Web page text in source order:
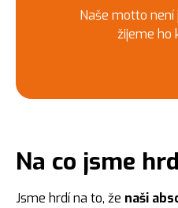
Naše motto není
žijeme ho
Na co jsme
Jsme hrdí na to, že naši